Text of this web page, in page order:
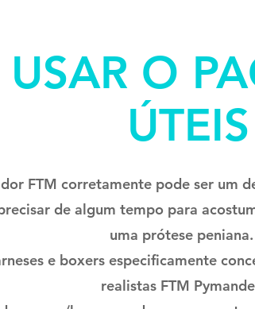
O
ÚTEIS
FTM corretamente pode ser um
de algum tempo para
uma prótese peniana.
e boxers especificamente
realistas FTM